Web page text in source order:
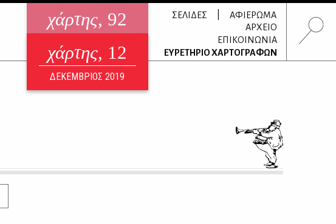
χάρτης, 92
ηλεκτρονικό περιοδικό
ΑΥΓΟΥΣΤΟΣ 2026
χάρτης, 12
ΔΕΚΕΜΒΡΙΟΣ 2019
ΣΕΛΙΔΕΣ
ΑΦΙΕΡΩΜΑ
ΑΡΧΕΙΟ
ΕΠΙΚΟΙΝΩΝΙΑ
ΕΥΡΕΤΗΡΙΟ ΧΑΡΤΟΓΡΑΦΩΝ